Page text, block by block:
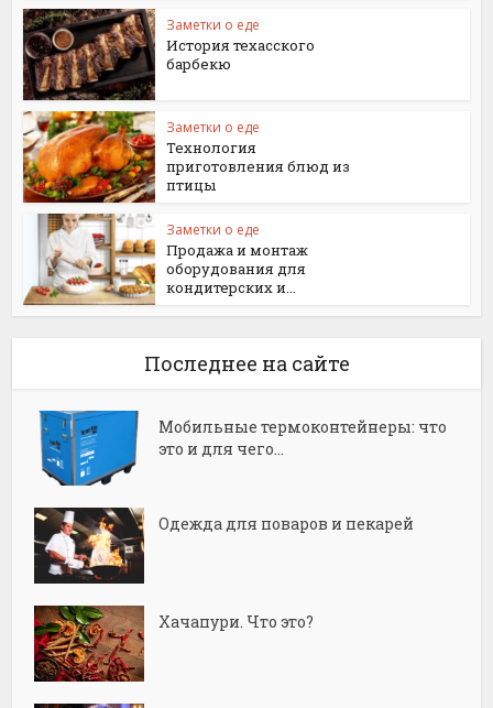
Заметки о еде
История техасского
барбекю
Заметки о еде
Технология
приготовления блюд из
птицы
Заметки о еде
Продажа и монтаж
оборудования для
кондитерских и...
Последнее на сайте
Мобильные термоконтейнеры: что
это и для чего...
Одежда для поваров и пекарей
Хачапури. Что это?